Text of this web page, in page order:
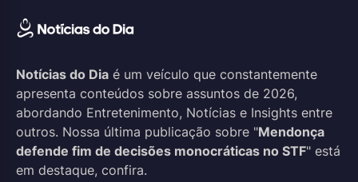
Notícias do Dia é um veículo que constantemente
apresenta conteúdos sobre assuntos de 2026,
abordando Entretenimento, Notícias e Insights entre
outros. Nossa última publicação sobre "Mendonça
defende fim de decisões monocráticas no STF" está
em destaque, confira.